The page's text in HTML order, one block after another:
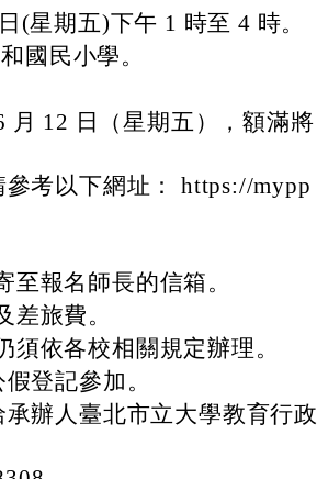
(星期五)下午 1 時至 4 時。
國民小學。
月 12 日（星期五），額滿將
考以下網址： https://mypp
報名師長的信箱。
旅費。
依各校相關規定辦理。
登記參加。
辦人臺北市立大學教育行政